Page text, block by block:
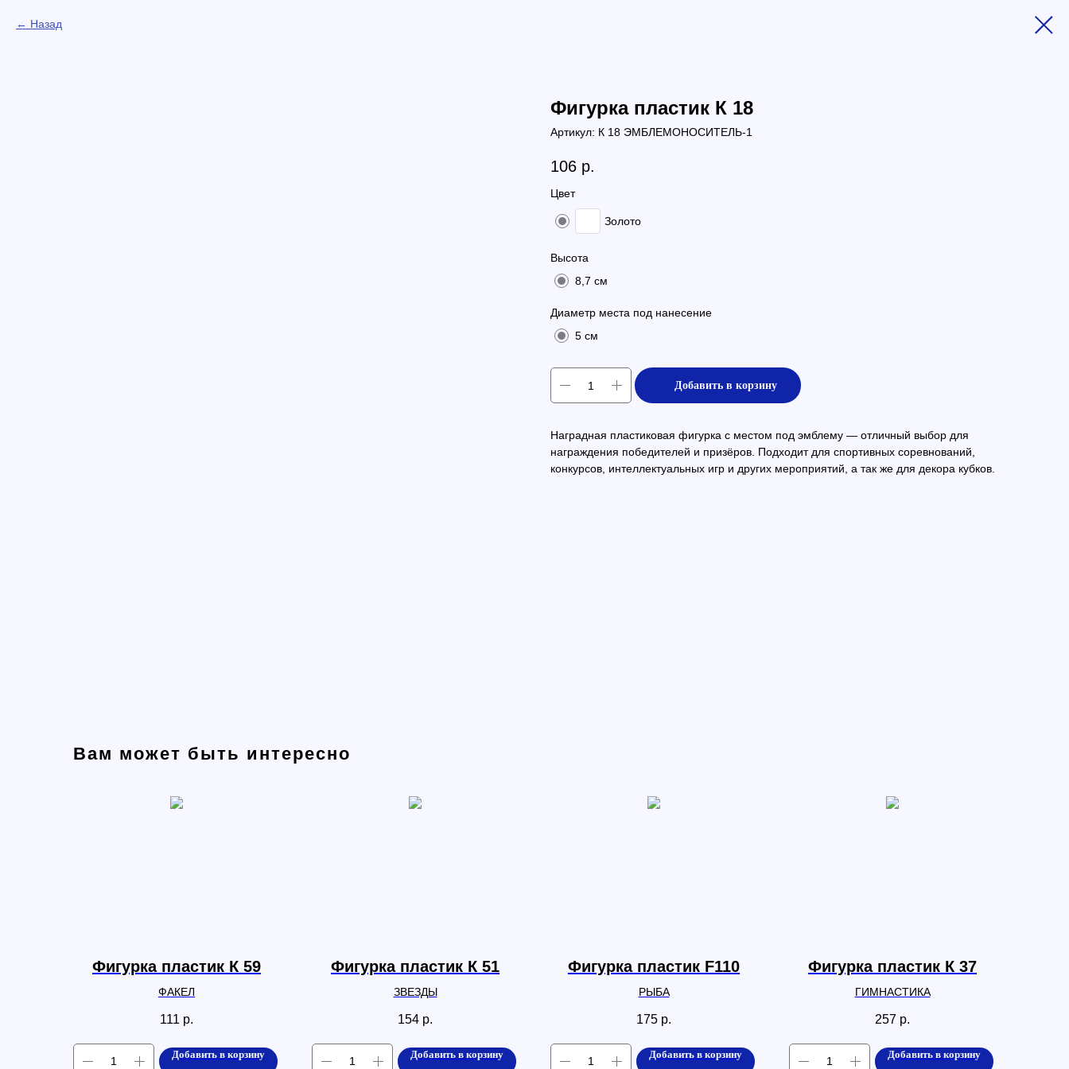
Назад
Фигурка пластик К 18
Артикул: К 18 ЭМБЛЕМОНОСИТЕЛЬ-1
106 р.
Цвет
Золото
Высота
8,7 см
Диаметр места под нанесение
5 см
Добавить в корзину
Наградная пластиковая фигурка с местом под эмблему — отличный выбор для
награждения победителей и призёров. Подходит для спортивных соревнований,
конкурсов, интеллектуальных игр и других мероприятий, а так же для декора кубков.
Вам может быть интересно
Фигурка пластик К 59
ФАКЕЛ
111 р.
Добавить в корзину
Фигурка пластик К 51
ЗВЕЗДЫ
154 р.
Добавить в корзину
Фигурка пластик F110
РЫБА
175 р.
Добавить в корзину
Фигурка пластик К 37
ГИМНАСТИКА
257 р.
Добавить в корзину